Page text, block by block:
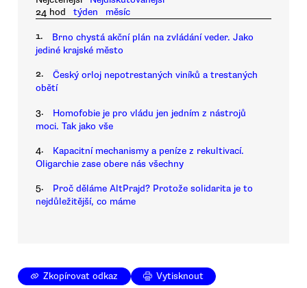
24 hod
týden měsíc
1.
Brno chystá akční plán na zvládání veder. Jako
jediné krajské město
2.
Český orloj nepotrestaných viníků a trestaných
obětí
3.
Homofobie je pro vládu jen jedním z nástrojů
moci. Tak jako vše
4.
Kapacitní mechanismy a peníze z rekultivací.
Oligarchie zase obere nás všechny
5.
Proč děláme AltPrajd? Protože solidarita je to
nejdůležitější, co máme
Zkopírovat odkaz Vytisknout